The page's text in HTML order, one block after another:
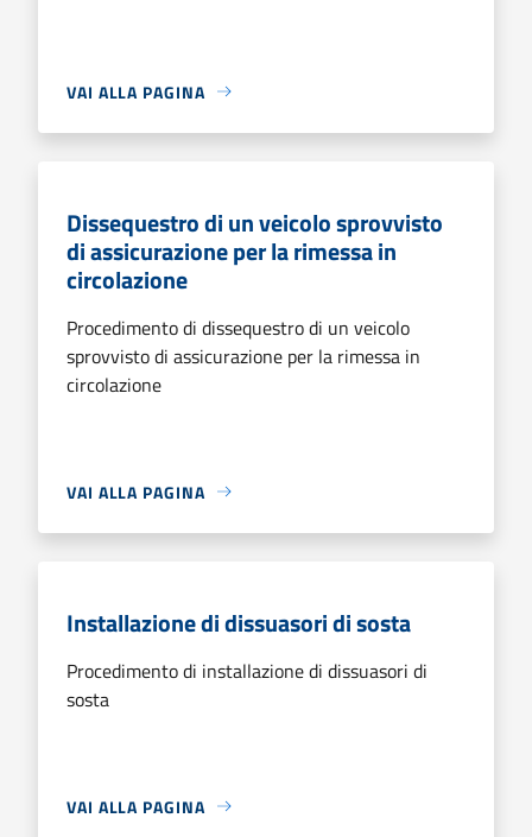
VAI ALLA PAGINA
Dissequestro di un veicolo sprovvisto
di assicurazione per la rimessa in
circolazione
Procedimento di dissequestro di un veicolo
sprovvisto di assicurazione per la rimessa in
circolazione
VAI ALLA PAGINA
Installazione di dissuasori di sosta
Procedimento di installazione di dissuasori di
sosta
VAI ALLA PAGINA